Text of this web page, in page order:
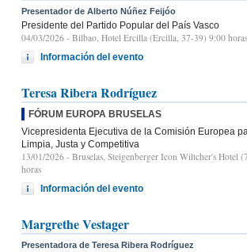
Presentador de Alberto Núñez Feijóo
Presidente del Partido Popular del País Vasco
04/03/2026 - Bilbao, Hotel Ercilla (Ercilla, 37-39) 9:00 horas
Información del evento
Teresa Ribera Rodríguez
FÓRUM EUROPA BRUSELAS
Vicepresidenta Ejecutiva de la Comisión Europea
Limpia, Justa y Competitiva
13/01/2026 - Bruselas, Steigenberger Icon Wiltcher's Hotel
horas
Información del evento
Margrethe Vestager
Presentadora de Teresa Ribera Rodríguez